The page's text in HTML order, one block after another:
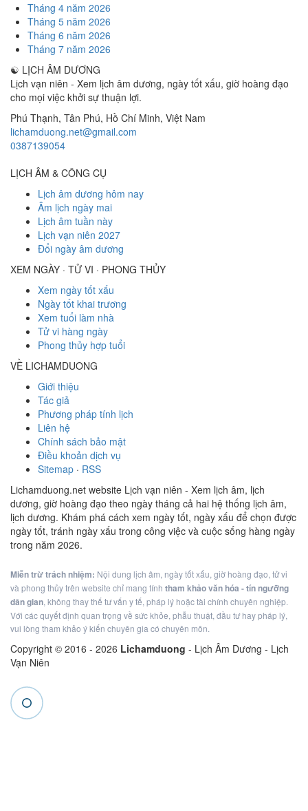
Tháng 4 năm 2026
Tháng 5 năm 2026
Tháng 6 năm 2026
Tháng 7 năm 2026
☯ LỊCH ÂM DƯƠNG
Lịch vạn niên - Xem lịch âm dương, ngày tốt xấu, giờ hoàng đạo
cho mọi việc khởi sự thuận lợi.
Phú Thạnh, Tân Phú, Hồ Chí Minh, Việt Nam
lichamduong.net@gmail.com
0387139054
LỊCH ÂM & CÔNG CỤ
Lịch âm dương hôm nay
Âm lịch ngày mai
Lịch âm tuần này
Lịch vạn niên 2027
Đổi ngày âm dương
XEM NGÀY · TỬ VI · PHONG THỦY
Xem ngày tốt xấu
Ngày tốt khai trương
Xem tuổi làm nhà
Tử vi hàng ngày
Phong thủy hợp tuổi
VỀ LICHAMDUONG
Giới thiệu
Tác giả
Phương pháp tính lịch
Liên hệ
Chính sách bảo mật
Điều khoản dịch vụ
Sitemap · RSS
Lichamduong.net website Lịch vạn niên - Xem lịch âm, lịch
dương, giờ hoàng đạo theo ngày tháng cả hai hệ thống lịch âm,
lịch dương. Khám phá cách xem ngày tốt, ngày xấu để chọn được
ngày tốt, tránh ngày xấu trong công việc và cuộc sống hàng ngày
trong năm 2026.
Miễn trừ trách nhiệm: Nội dung lịch âm, ngày tốt xấu, giờ hoàng đạo, tử vi
và phong thủy trên website chỉ mang tính tham khảo văn hóa - tín ngưỡng
dân gian, không thay thế tư vấn y tế, pháp lý hoặc tài chính chuyên nghiệp.
Với các quyết định quan trọng về sức khỏe, phẫu thuật, đầu tư hay pháp lý,
vui lòng tham khảo ý kiến chuyên gia có chuyên môn.
Copyright © 2016 - 2026 Lichamduong - Lịch Âm Dương - Lịch
Vạn Niên